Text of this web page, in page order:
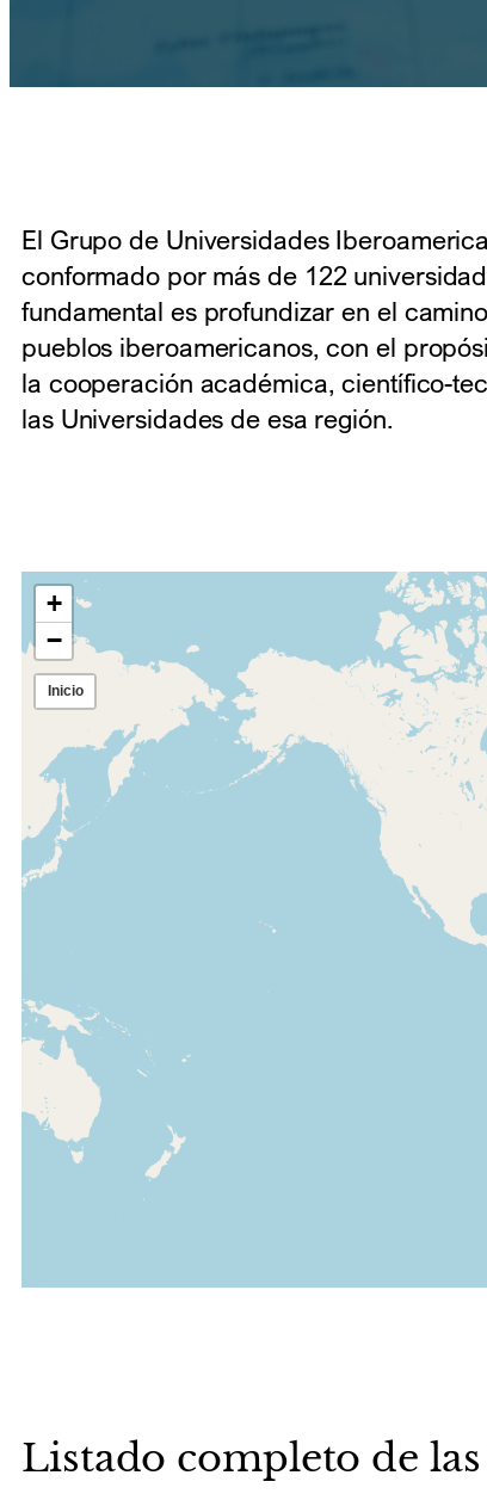
El Grupo de Universidades
conformado por más de 122
fundamental es profundizar en el
pueblos iberoamericanos, con el
la cooperación académica, científico-
las Universidades de esa región.
+
−
Inicio
Expandir mapa
Listado completo de